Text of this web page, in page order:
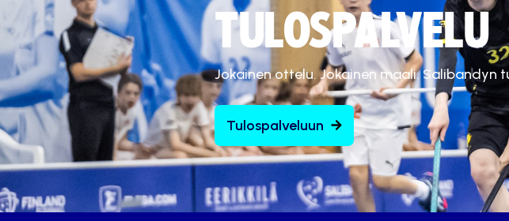
TULOSPALVELU
Jokainen ottelu. Jokainen maali. Salibandyn
Tulospalveluun